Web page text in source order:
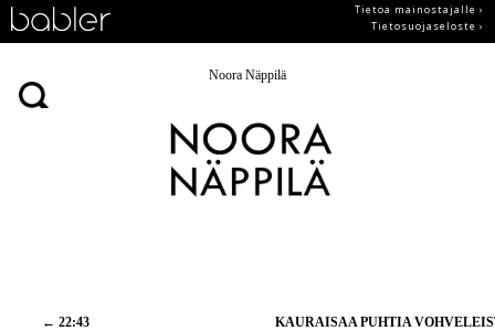
Tietoa mainostajalle ›
Tietosuojaseloste ›
Noora Näppilä
Artikkelien
← 22:43 KAURAISAA PUHTIA